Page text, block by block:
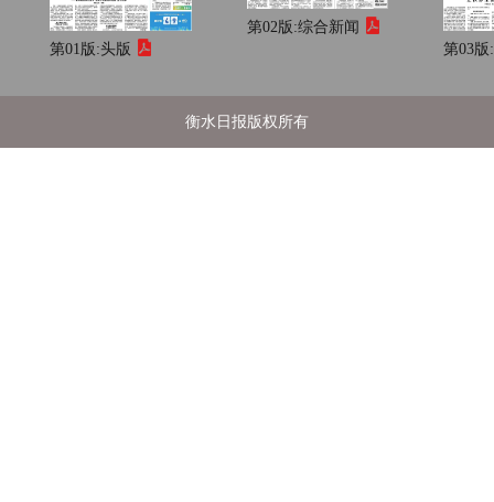
第01版:头版
第02版:综合新闻
第03版:
衡水日报版权所有